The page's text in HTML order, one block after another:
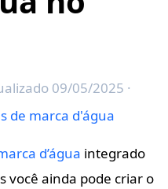
09/05/2025 ·
de marca d'água
d’água integrado
você ainda pode criar o